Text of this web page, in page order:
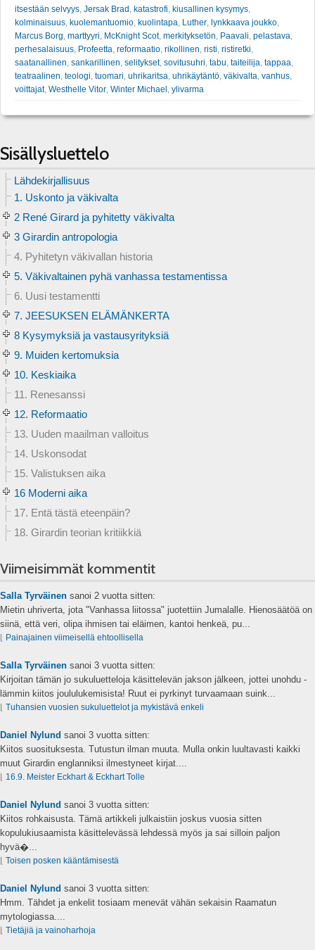
itsestään selvyys Jersak Brad katastrofi kiusallinen kysymys
kolminaisuus kuolemantuomio kuolintapa Luther lynkkaava joukko
Marcus Borg marttyyri McKnight Scot, merkityksetön Paavali pelastava
perhesalaisuus Profeetta reformaatio rikollinen risti ristiretki
saatanallinen sankarillinen selitykset, sovitusuhri tabu taiteilija tappaa
teatraalinen teologi tuomari uhrikaritsa uhrikäytäntö väkivalta vanhus
voittajat, Westhelle Vitor Winter Michael ylivarma
Sisällysluettelo
Lähdekirjallisuus
1. Uskonto ja väkivalta
2 René Girard ja pyhitetty väkivalta
3 Girardin antropologia
4. Pyhitetyn väkivallan historia
5. Väkivaltainen pyhä vanhassa testamentissa
6. Uusi testamentti
7. JEESUKSEN ELÄMÄNKERTA
8 Kysymyksiä ja vastausyrityksiä
9. Muiden kertomuksia
10. Keskiaika
11. Renesanssi
12. Reformaatio
13. Uuden maailman valloitus
14. Uskonsodat
15. Valistuksen aika
16 Moderni aika
17. Entä tästä eteenpäin?
18. Girardin teorian kritiikkiä
Viimeisimmät kommentit
Salla Tyrväinen sanoi 2 vuotta sitten:
Mietin uhriverta, jota "Vanhassa liitossa" juotettiin Jumalalle. Hienosäätöä on
siinä, että veri, olipa ihmisen tai eläimen, kantoi henkeä, pu...
⌊ Painajainen viimeisellä ehtoollisella
Salla Tyrväinen sanoi 3 vuotta sitten:
Kirjoitan tämän jo sukuluetteloja käsittelevän jakson jälkeen, jottei unohdu -
lämmin kiitos joululukemisista! Ruut ei pyrkinyt turvaamaan suink...
⌊ Tuhansien vuosien sukuluettelot ja mykistävä enkeli
Daniel Nylund sanoi 3 vuotta sitten:
Kiitos suosituksesta. Tutustun ilman muuta. Mulla onkin luultavasti kaikki
muut Girardin englanniksi ilmestyneet kirjat....
⌊ 16.9. Meister Eckhart & Eckhart Tolle
Daniel Nylund sanoi 3 vuotta sitten:
Kiitos rohkaisusta. Tämä artikkeli julkaistiin joskus vuosia sitten
kopulukiusaamista käsittelevässä lehdessä myös ja sai silloin paljon
hyvä�...
⌊ Toisen posken kääntämisestä
Daniel Nylund sanoi 3 vuotta sitten:
Hmm. Tähdet ja enkelit tosiaam menevät vähän sekaisin Raamatun
mytologiassa....
⌊ Tietäjiä ja vainoharhoja